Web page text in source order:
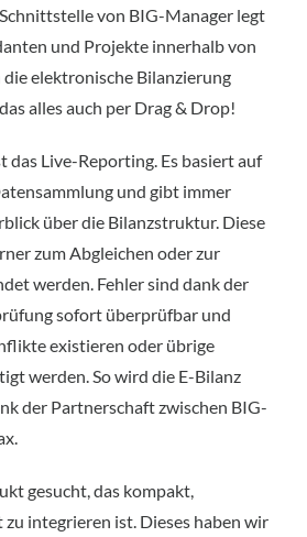
von BIG-Manager legt
und Projekte innerhalb von
elektronische Bilanzierung
alles auch per Drag & Drop!
das Live-Reporting. Es basiert auf
und gibt immer
über die Bilanzstruktur. Diese
zum Abgleichen oder zur
werden. Fehler sind dank der
sofort überprüfbar und
existieren oder übrige
werden. So wird die E-Bilanz
der Partnerschaft zwischen BIG-
gesucht, das kompakt,
integrieren ist. Dieses haben wir